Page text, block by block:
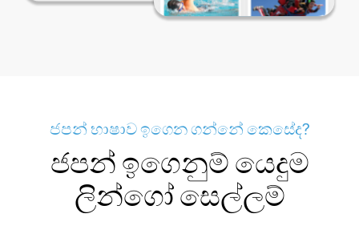
ජපන් භාෂාව ඉගෙන ගන්නේ කෙසේද?
ජපන් ඉගෙනුම් යෙදුම
ලින්ගෝ සෙල්ලම්